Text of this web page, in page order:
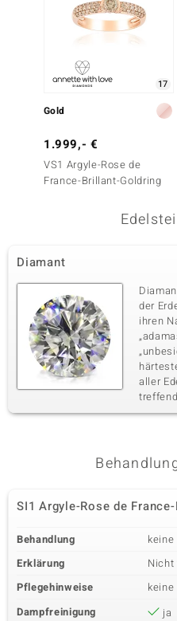
17
Gold
1.999,- €
VS1 Argyle-Rose de
France-Brillant-Goldring
Diamant
der
ihren
aller
SI1 Argyle-Rose de
Behandlung
keine
Erklärung
Nicht
Pflegehinweise
keine
Dampfreinigung
ja